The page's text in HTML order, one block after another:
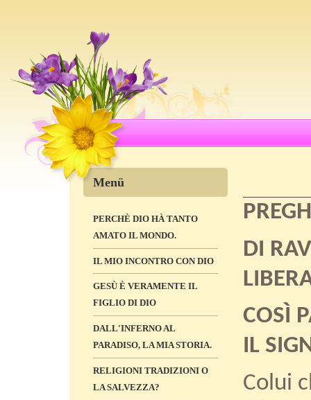
Menü
PERCHÈ DIO HÀ TANTO
AMATO IL MONDO.
IL MIO INCONTRO CON DIO
GESÙ È VERAMENTE IL
FIGLIO DI DIO
DALL'INFERNO AL
PARADISO, LA MIA STORIA.
RELIGIONI TRADIZIONI O
LA SALVEZZA?
DI
COSÌ
IL
Colui